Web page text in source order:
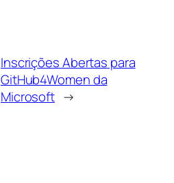
Inscrições Abertas para
GitHub4Women da
Microsoft →